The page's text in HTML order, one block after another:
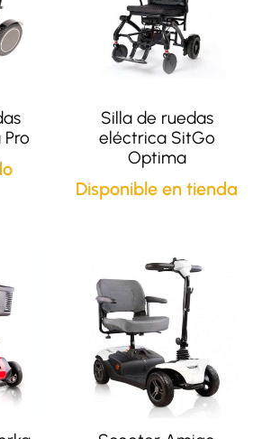
Silla de ruedas
eléctrica SitGo
Optima
Disponible en tienda